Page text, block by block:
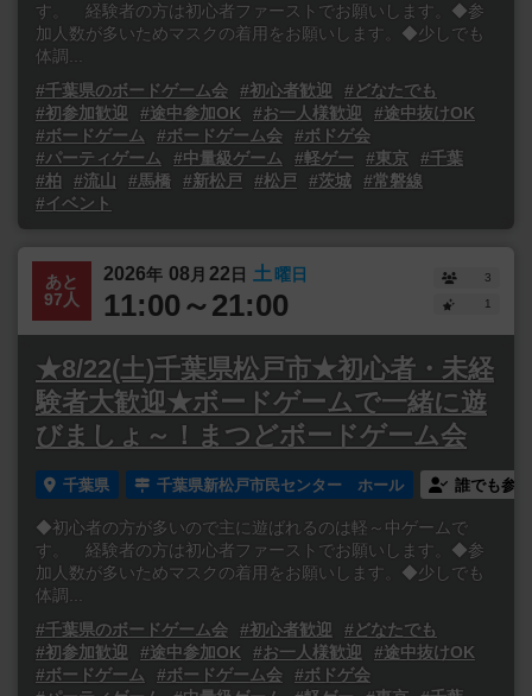
す。 経験者の方は初心者ファーストでお願いします。◆参
加人数が多いためマスクの着用をお願いします。◆少しでも
体調...
#千葉県のボードゲーム会
#初心者歓迎
#どなたでも
#初参加歓迎
#途中参加OK #お一人様歓迎
#途中抜けOK
#ボードゲーム
#ボードゲーム会
#ボドゲ会
#パーティゲーム
#中量級ゲーム #軽ゲー #東京
#千葉
#柏
#流山 #馬橋 #新松戸 #松戸 #茨城
#常磐線
#イベント
あと
97人
2026年 08 月 22日 土曜日
11:00～21:00
3
1
★8/22(土)千葉県松戸市★初心者・未経
験者大歓迎★ボードゲームで一緒に遊
びましょ～！まつどボードゲーム会
千葉県 千葉県新松戸市民センター ホール 誰でも参加
◆初心者の方が多いので主に遊ばれるのは軽～中ゲームで
す。 経験者の方は初心者ファーストでお願いします。◆参
加人数が多いためマスクの着用をお願いします。◆少しでも
体調...
#千葉県のボードゲーム会
#初心者歓迎
#どなたでも
#初参加歓迎
#途中参加OK #お一人様歓迎
#途中抜けOK
#ボードゲーム
#ボードゲーム会
#ボドゲ会